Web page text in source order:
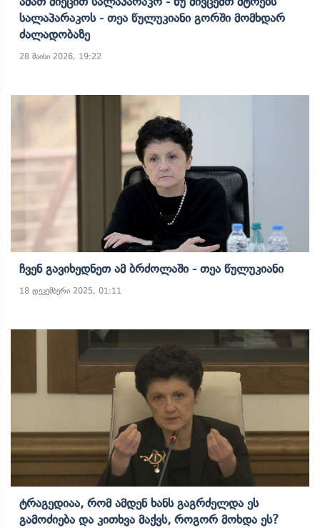
Სალაპარაკოს - Თეა Წულუკიანი Გორში Მომხდარ
Ძალადობაზე
28 მაისი 2026, 19:22
Ჩვენ Გავიხედნეთ Ამ Ბრძოლაში - Თეა Წულუკიანი
18 დეკემბერი 2025, 01:11
Ტრაგედიაა, Რომ Ამდენ Ხანს Გაგრძელდა Ეს
Გამოძიება Და Კითხვა Მაქვს, Როგორ Მოხდა Ეს?